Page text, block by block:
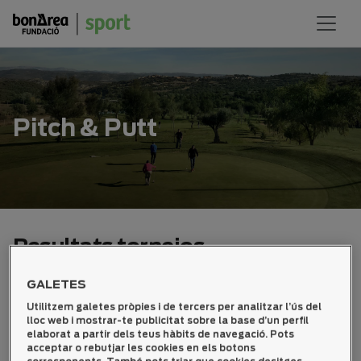
Pitch & Putt
Resultats tornejos
2026 2025
2019 2018 2017 2016 2015 2014
2013 2012 2011 2010 2009 2008
GALETES
Utilitzem galetes pròpies i de tercers per analitzar l’ús del
lloc web i mostrar-te publicitat sobre la base d’un perfil
elaborat a partir dels teus hàbits de navegació. Pots
acceptar o rebutjar les cookies en els botons